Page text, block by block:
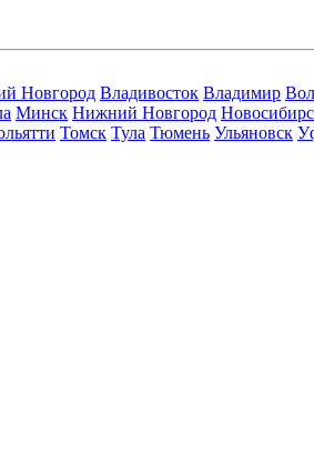
Новгород Владивосток Владимир
Минск Нижний Новгород
Томск Тула Тюмень Ульяновск